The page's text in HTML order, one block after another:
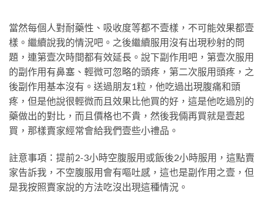
當然每個人對耐藥性、吸收度等都不壹樣，不可能效果都壹
樣。繼續說我的情況吧。之後繼續服用沒有出現秒射的問
題，連第壹次時間都有效延長。說下副作用吧，第壹次服用
的副作用有鼻塞、輕微可忽略的頭疼，第二次服用頭疼，之
後副作用基本沒有。送過朋友1粒，他吃過出現腹痛和頭
疼，但是他說很輕微而且效果比他買的好，這是他吃過別的
藥做出的對比，而且價格也不貴，然後我倆再買就是壹起
買，那樣賣家經常會給我們壹些小禮品。
註意事項：提前2-3小時空腹服用或飯後2小時服用，這點賣
家告訴我，不空腹服用會有嘔吐感，這也是副作用之壹，但
是我按照賣家說的方法吃沒出現這種情況。